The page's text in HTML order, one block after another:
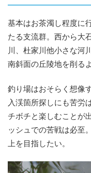
基本はお茶濁し程度に
たる支流群。西から大
川、杜家川他小さな河
南斜面の丘陵地を削る
釣り場はおそらく想像
入渓箇所探しにも苦労
チボチと楽しむことが
ッシュでの苦戦は必至
上を目指したい。